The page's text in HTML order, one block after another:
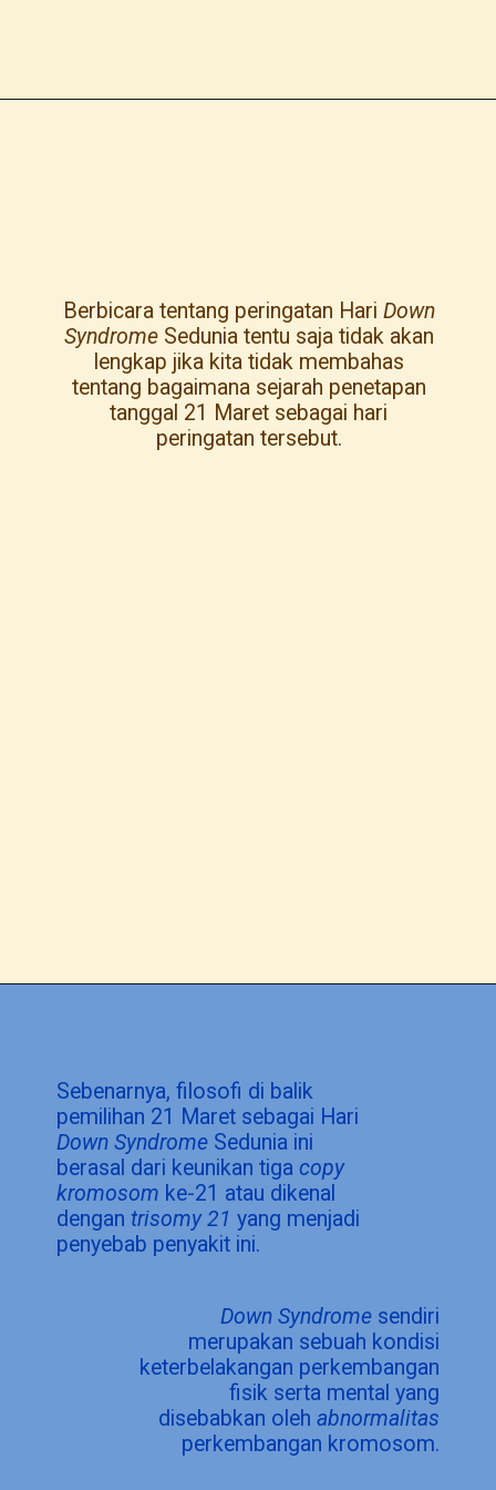
Berbicara tentang peringatan Hari Down
Syndrome Sedunia tentu saja tidak akan
lengkap jika kita tidak membahas
tentang bagaimana sejarah penetapan
tanggal 21 Maret sebagai hari
peringatan tersebut.
Sebenarnya, filosofi di balik
pemilihan 21 Maret sebagai Hari
Down Syndrome Sedunia ini
berasal dari keunikan tigacopy
kromosom ke-21 atau dikenal
dengan trisomy 21yang menjadi
penyebab penyakit ini.
Down Syndrome sendiri
merupakan sebuah kondisi
keterbelakangan perkembangan
fisik serta mental yang
disebabkan oleh abnormalitas
perkembangan kromosom.